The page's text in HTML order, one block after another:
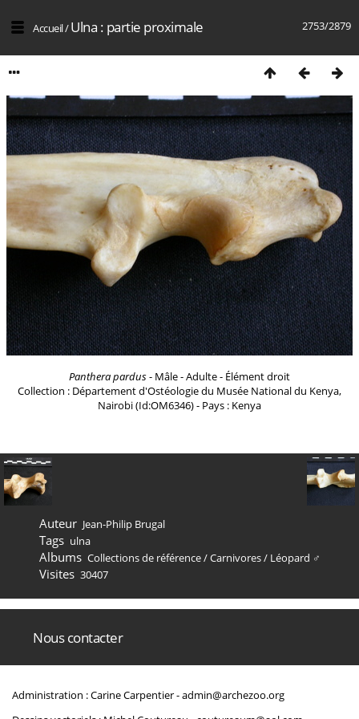
2753/2879
Accueil/Ulna : partie proximale
Panthera pardus- Mâle - Adulte - Élément droit
Collection : Département d'Ostéologie du Musée National du Kenya,
Nairobi (Id:OM6346) - Pays : Kenya
Auteur Jean-Philip Brugal
Tags ulna
Albums Collections de référence/Carnivores/ Léopard ♂
Visites 30407
Nous contacter
Administration : Carine Carpentier -admin@archezoo.org